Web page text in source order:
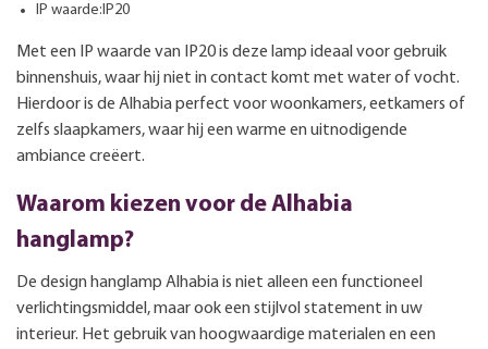
IP waarde:IP20
Met een IP waarde van IP20 is deze lamp ideaal voor gebruik
binnenshuis, waar hij niet in contact komt met water of vocht.
Hierdoor is de Alhabia perfect voor woonkamers, eetkamers of
zelfs slaapkamers, waar hij een warme en uitnodigende
ambiance creëert.
Waarom kiezen voor de Alhabia
hanglamp?
De design hanglamp Alhabia is niet alleen een functioneel
verlichtingsmiddel, maar ook een stijlvol statement in uw
interieur. Het gebruik van hoogwaardige materialen en een